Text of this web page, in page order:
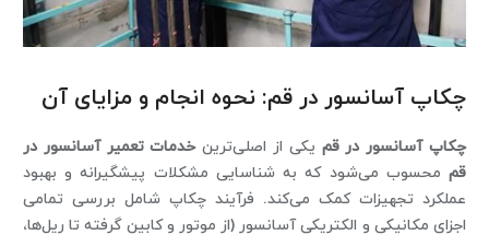
چکاپ آسانسور در قم: نحوه انجام و مزایای آن
چکاپ آسانسور در قم یکی از اصلی‌ترینخدمات تعمیر آسانسور در
قم محسوب می‌شود که به شناسایی مشکلات پیشگیرانه و بهبود
عملکرد تجهیزات کمک می‌کند. فرآیند چکاپ شامل بررسی تمامی
اجزای مکانیکی و الکتریکی آسانسور (از موتور و کابین گرفته تا ریل‌ها،